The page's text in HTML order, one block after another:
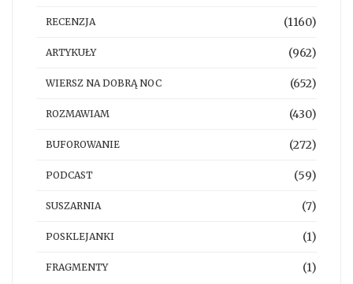
RECENZJA (1160)
ARTYKUŁY (962)
WIERSZ NA DOBRĄ NOC (652)
ROZMAWIAM (430)
BUFOROWANIE (272)
PODCAST (59)
SUSZARNIA (7)
POSKLEJANKI (1)
FRAGMENTY (1)